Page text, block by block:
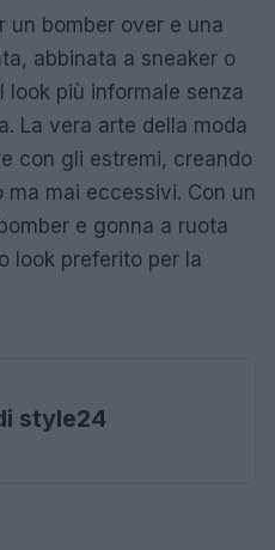
un bomber over e una
abbinata a sneaker o
look più informale senza
La vera arte della moda
con gli estremi, creando
ma mai eccessivi. Con un
e gonna a ruota
look preferito per la
style24